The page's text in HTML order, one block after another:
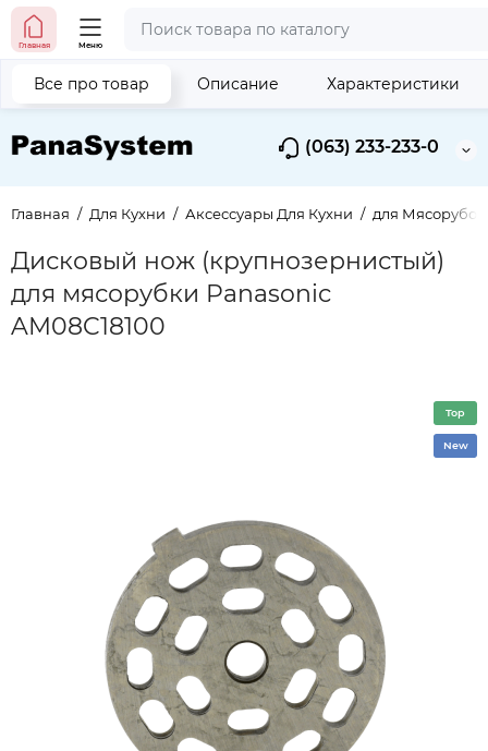
(063) 233-233-0
Главная Меню
Главная Для Кухни Аксессуары Для Кухни для Мясорубок
Дисковый нож (крупнозернистый)
для мясорубки Panasonic
AM08C18100
Все про товар Описание Характеристики
Top
New